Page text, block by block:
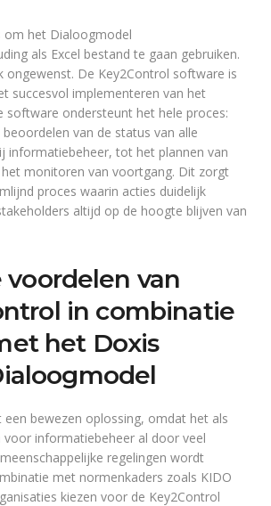
om het Dialoogmodel
als Excel bestand te gaan gebruiken.
ongewenst. De Key2Control software is
succesvol implementeren van het
software ondersteunt het hele proces:
van de status van alle
informatiebeheer, tot het plannen van
monitoren van voortgang. Dit zorgt
proces waarin acties duidelijk
altijd op de hoogte blijven van
voordelen van
in combinatie
het Doxis
een bewezen oplossing, omdat het als
voor informatiebeheer al door veel
regelingen wordt
met normenkaders zoals KIDO
kiezen voor de Key2Control